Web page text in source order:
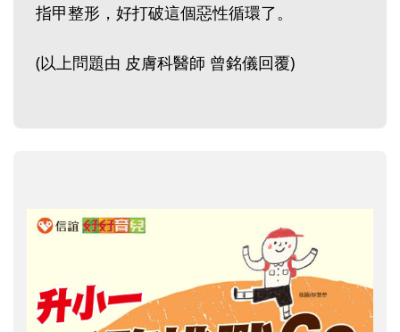
指甲整形，好打破這個惡性循環了。
(以上問題由 皮膚科醫師 曾銘儀回覆)